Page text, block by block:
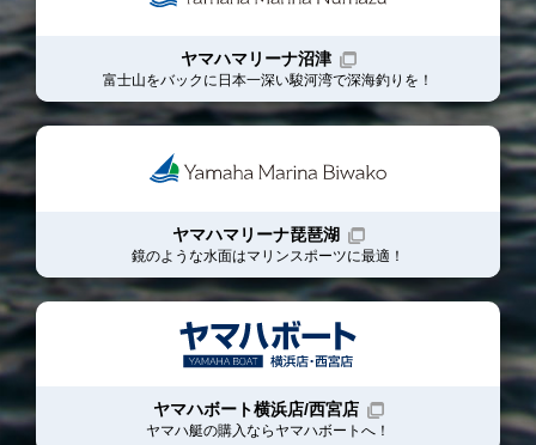
ヤマハマリーナ沼津
富士山をバックに日本一深い駿河湾で深海釣りを！
ヤマハマリーナ琵琶湖
鏡のような水面はマリンスポーツに最適！
ヤマハボート横浜店/西宮店
ヤマハ艇の購入ならヤマハボート へ！